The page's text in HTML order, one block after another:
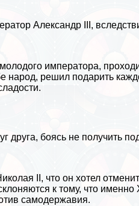
Александр III,
императора,
народ, решил подарить
друга, боясь не получить
II, что он хотел
к тому, что
самодержавия.